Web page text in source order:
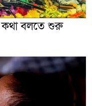
কথা বলতে শুরু